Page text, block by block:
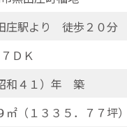
庄駅より 徒歩２０分
ＤＫ
和４１）年 築
（１３３５．７７坪）